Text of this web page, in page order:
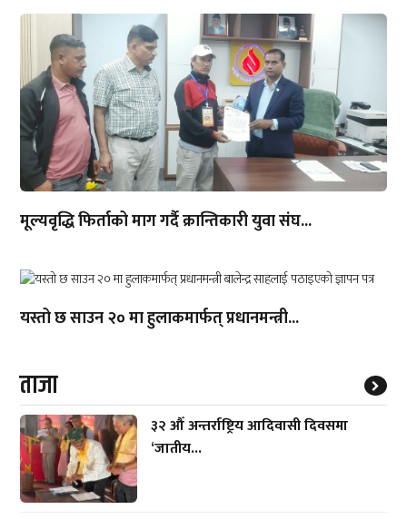
मूल्यवृद्धि फिर्ताको माग गर्दै क्रान्तिकारी युवा संघ...
यस्तो छ साउन २० मा हुलाकमार्फत् प्रधानमन्त्री...
ताजा
३२ औँ अन्तर्राष्ट्रिय आदिवासी दिवसमा
‘जातीय...